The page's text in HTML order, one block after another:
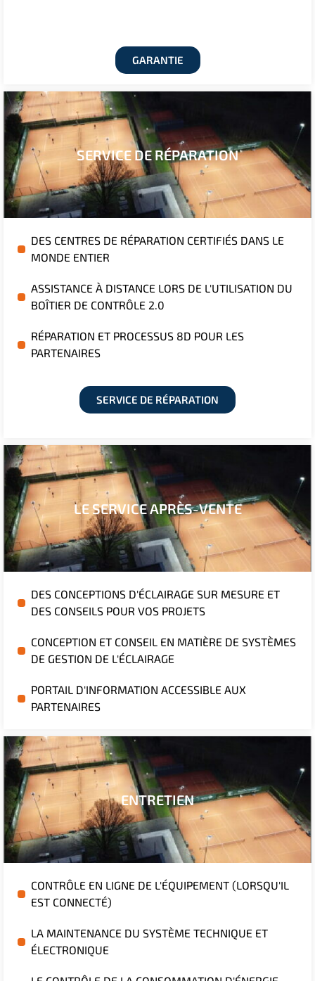
GARANTIE
SERVICE DE RÉPARATION
DES CENTRES DE RÉPARATION CERTIFIÉS DANS LE
MONDE ENTIER
ASSISTANCE À DISTANCE LORS DE L'UTILISATION DU
BOÎTIER DE CONTRÔLE 2.0
RÉPARATION ET PROCESSUS 8D POUR LES
PARTENAIRES
SERVICE DE RÉPARATION
LE SERVICE APRÈS-VENTE
DES CONCEPTIONS D'ÉCLAIRAGE SUR MESURE ET
DES CONSEILS POUR VOS PROJETS
CONCEPTION ET CONSEIL EN MATIÈRE DE SYSTÈMES
DE GESTION DE L'ÉCLAIRAGE
PORTAIL D'INFORMATION ACCESSIBLE AUX
PARTENAIRES
ENTRETIEN
CONTRÔLE EN LIGNE DE L'ÉQUIPEMENT (LORSQU'IL
EST CONNECTÉ)
LA MAINTENANCE DU SYSTÈME TECHNIQUE ET
ÉLECTRONIQUE